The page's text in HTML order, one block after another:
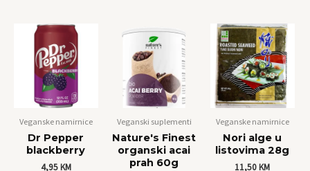
Veganske namirnice
Dr Pepper
blackberry
4,95KM
Veganski suplementi
Nature's Finest
organski acai
prah 60g
Veganske namirnice
Nori alge u
listovima 28g
11,50KM